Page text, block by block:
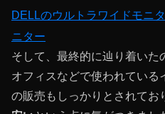
DELLのウルトラワイドモニ
ニター
そして、最終的に辿り着いた
オフィスなどで使われている
の販売もしっかりとされてお